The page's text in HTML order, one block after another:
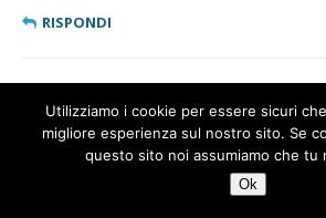
RISPONDI
18 MARZO 2018 ALLE 15:57
Una cosa bella degli itinerari per bimbi è
Utilizziamo i cookie per essere sicuri
migliore esperienza sul nostro sito. Se
questo sito noi assumiamo che tu
Ok